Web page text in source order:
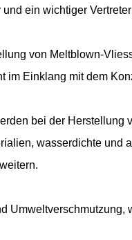
ein wichtiger
von Meltblown-
Einklang mit dem
bei der Herstellung
wasserdichte und
Umweltverschmutzung,